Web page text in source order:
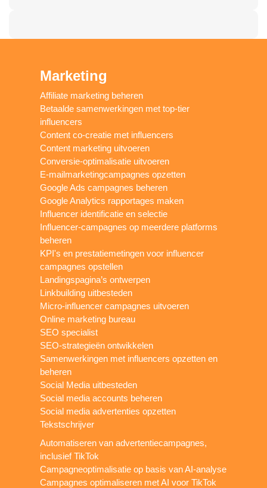
Marketing
Affiliate marketing beheren
Betaalde samenwerkingen met top-tier
influencers
Content co-creatie met influencers
Content marketing uitvoeren
Conversie-optimalisatie uitvoeren
E-mailmarketingcampagnes opzetten
Google Ads campagnes beheren
Google Analytics rapportages maken
Influencer identificatie en selectie
Influencer-campagnes op meerdere platforms
beheren
KPI's en prestatiemetingen voor influencer
campagnes opstellen
Landingspagina’s ontwerpen
Linkbuilding uitbesteden
Micro-influencer campagnes uitvoeren
Online marketing bureau
SEO specialist
SEO-strategieën ontwikkelen
Samenwerkingen met influencers opzetten en
beheren
Social Media uitbesteden
Social media accounts beheren
Social media advertenties opzetten
Tekstschrijver
Automatiseren van advertentiecampagnes,
inclusief TikTok
Campagneoptimalisatie op basis van AI-analyse
Campagnes optimaliseren met AI voor TikTok